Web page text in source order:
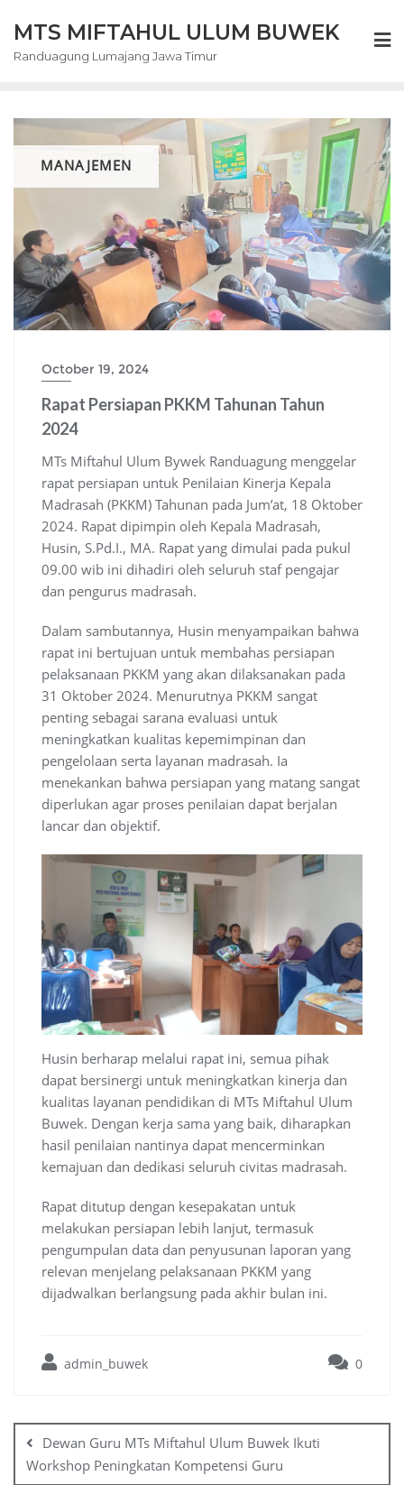
content
MTS MIFTAHUL ULUM BUWEK
Randuagung Lumajang Jawa Timur
MANAJEMEN
October 19, 2024
Rapat Persiapan PKKM Tahunan Tahun
2024
MTs Miftahul Ulum Bywek Randuagung menggelar
rapat persiapan untuk Penilaian Kinerja Kepala
Madrasah (PKKM) Tahunan pada Jum’at, 18 Oktober
2024. Rapat dipimpin oleh Kepala Madrasah,
Husin, S.Pd.I., MA. Rapat yang dimulai pada pukul
09.00 wib ini dihadiri oleh seluruh staf pengajar
dan pengurus madrasah.
Dalam sambutannya, Husin menyampaikan bahwa
rapat ini bertujuan untuk membahas persiapan
pelaksanaan PKKM yang akan dilaksanakan pada
31 Oktober 2024. Menurutnya PKKM sangat
penting sebagai sarana evaluasi untuk
meningkatkan kualitas kepemimpinan dan
pengelolaan serta layanan madrasah. Ia
menekankan bahwa persiapan yang matang sangat
diperlukan agar proses penilaian dapat berjalan
lancar dan objektif.
Husin berharap melalui rapat ini, semua pihak
dapat bersinergi untuk meningkatkan kinerja dan
kualitas layanan pendidikan di MTs Miftahul Ulum
Buwek. Dengan kerja sama yang baik, diharapkan
hasil penilaian nantinya dapat mencerminkan
kemajuan dan dedikasi seluruh civitas madrasah.
Rapat ditutup dengan kesepakatan untuk
melakukan persiapan lebih lanjut, termasuk
pengumpulan data dan penyusunan laporan yang
relevan menjelang pelaksanaan PKKM yang
dijadwalkan berlangsung pada akhir bulan ini.
admin_buwek 0
navigation
Dewan Guru MTs Miftahul Ulum Buwek Ikuti
Workshop Peningkatan Kompetensi Guru